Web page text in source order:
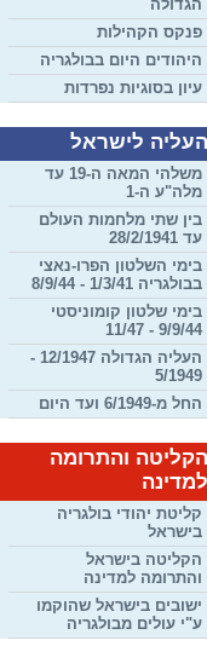
הגדולה
פנקס הקהילות
היהודים היום בבולגריה
עיון בסוגיות נפרדות
העליה לישראל
משלהי המאה ה-19 עד
מלה"ע ה-1
בין שתי מלחמות העולם
עד 28/2/1941
בימי השלטון הפרו-נאצי
בבולגריה 1/3/41 - 8/9/44
בימי שלטון קומוניסטי
9/9/44 - 11/47
העליה הגדולה 12/1947 -
5/1949
החל מ-6/1949 ועד היום
הקליטה והתרומה
למדינה
קליטת יהודי בולגריה
בישראל
הקליטה בישראל
והתרומה למדינה
ישובים בישראל שהוקמו
ע"י עולים מבולגריה